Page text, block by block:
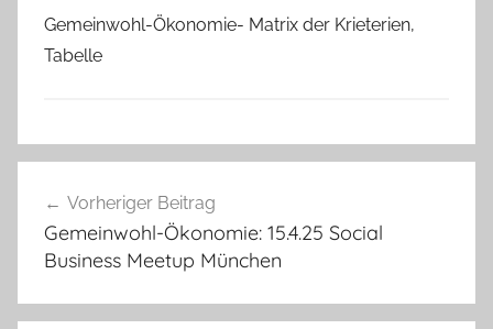
Gemeinwohl-Ökonomie- Matrix der Krieterien,
Tabelle
Vorheriger Beitrag
Gemeinwohl-Ökonomie: 15.4.25 Social
Business Meetup München